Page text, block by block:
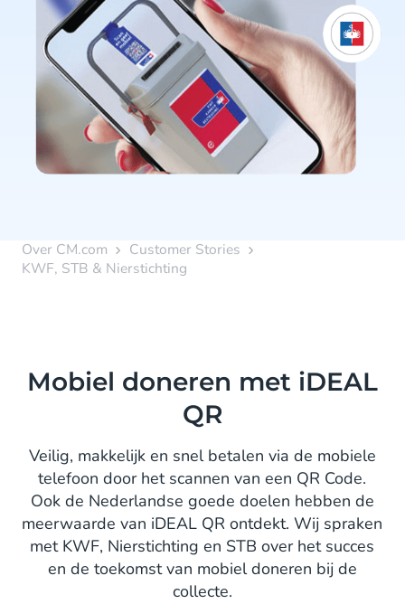
Over CM.com
Customer Stories
KWF, STB & Nierstichting
Mobiel doneren met iDEAL
QR
Veilig, makkelijk en snel betalen via de mobiele
telefoon door het scannen van een QR Code.
Ook de Nederlandse goede doelen hebben de
meerwaarde van iDEAL QR ontdekt. Wij spraken
met KWF, Nierstichting en STB over het succes
en de toekomst van mobiel doneren bij de
collecte.